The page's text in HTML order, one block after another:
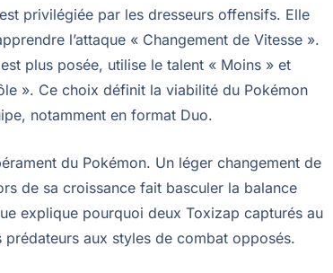
privilégiée par les dresseurs offensifs. Elle
l’attaque « Changement de Vitesse ».
plus posée, utilise le talent « Moins » et
». Ce choix définit la viabilité du Pokémon
notamment en format Duo.
du Pokémon. Un léger changement de
de sa croissance fait basculer la balance
explique pourquoi deux Toxizap capturés au
aux styles de combat opposés.